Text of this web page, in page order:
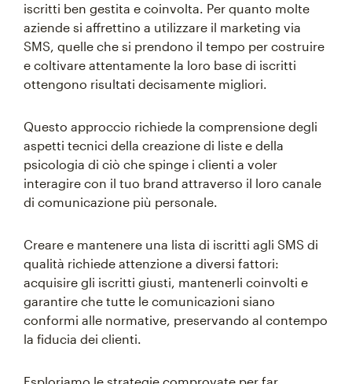
iscritti ben gestita e coinvolta. Per quanto molte
aziende si affrettino a utilizzare il marketing via
SMS, quelle che si prendono il tempo per costruire
e coltivare attentamente la loro base di iscritti
ottengono risultati decisamente migliori.
Questo approccio richiede la comprensione degli
aspetti tecnici della creazione di liste e della
psicologia di ciò che spinge i clienti a voler
interagire con il tuo brand attraverso il loro canale
di comunicazione più personale.
Creare e mantenere una lista di iscritti agli SMS di
qualità richiede attenzione a diversi fattori:
acquisire gli iscritti giusti, mantenerli coinvolti e
garantire che tutte le comunicazioni siano
conformi alle normative, preservando al contempo
la fiducia dei clienti.